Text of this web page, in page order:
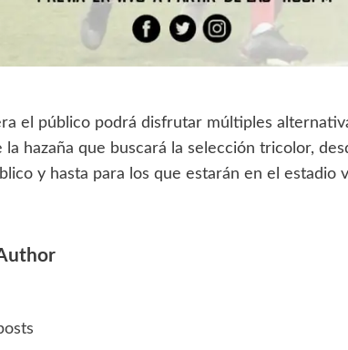
el público podrá disfrutar múltiples
la hazaña que buscará la selección tricolor,
y hasta para los que estarán en el estadio